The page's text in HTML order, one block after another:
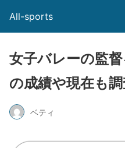
All-sports
女子バレーの監
の成績や現在も
ベティ